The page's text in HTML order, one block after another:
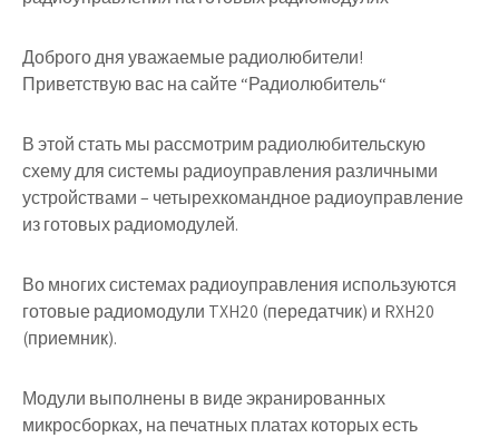
Доброго дня уважаемые радиолюбители!
Приветствую вас на сайте “Радиолюбитель“
В этой стать мы рассмотрим радиолюбительскую
схему для системы радиоуправления различными
устройствами – четырехкомандное радиоуправление
из готовых радиомодулей.
Во многихсистемах радиоуправления используются
готовыерадиомодули TXH20 (передатчик) и RXH20
(приемник).
Модули выполнены в виде экранированных
микросборках, на печатных платах которых есть